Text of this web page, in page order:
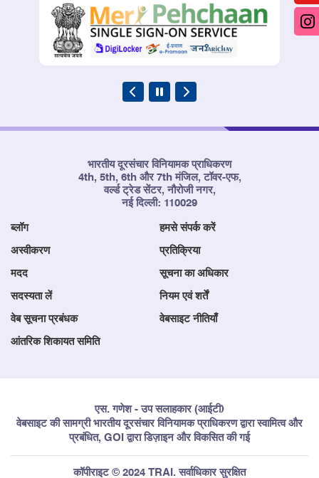
भारतीय दूरसंचार विनियामक प्राधिकरण
4th, 5th, 6th और 7th मंजिल, टॉवर-एफ,
वर्ल्ड ट्रेड सेंटर, नौरोजी नगर,
नई दिल्ली: 110029
ब्लॉग हमसे संपर्क करें
अस्वीकरण प्रतिक्रिया
मदद सूचना का अधिकार
सदस्यता लें नियम एवं शर्तें
वेब सूचना प्रबंधक वेबसाइट नीतियाँ
आंतरिक शिकायत समिति
एस. गणेश - उप सलाहकार (आईटी)
वेबसाइट की सामग्री भारतीय दूरसंचार विनियामक प्राधिकरण द्वारा स्वामित्व और
प्रबंधित, GOI द्वारा डिज़ाइन और विकसित की गई
कॉपीराइट © 2024 TRAI. सर्वाधिकार सुरक्षित